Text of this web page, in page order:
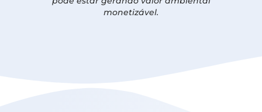
monetizável.